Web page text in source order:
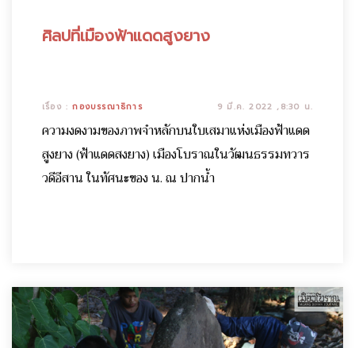
ศิลปที่เมืองฟ้าแดดสูงยาง
เรื่อง :กองบรรณาธิการ 9 มี.ค. 2022 ,8:30 น.
ความงดงามของภาพจำหลักบนใบเสมาแห่งเมืองฟ้าแดด
สูงยาง (ฟ้าแดดสงยาง) เมืองโบราณในวัฒนธรรมทวาร
วดีอีสาน ในทัศนะของ น. ณ ปากน้ำ